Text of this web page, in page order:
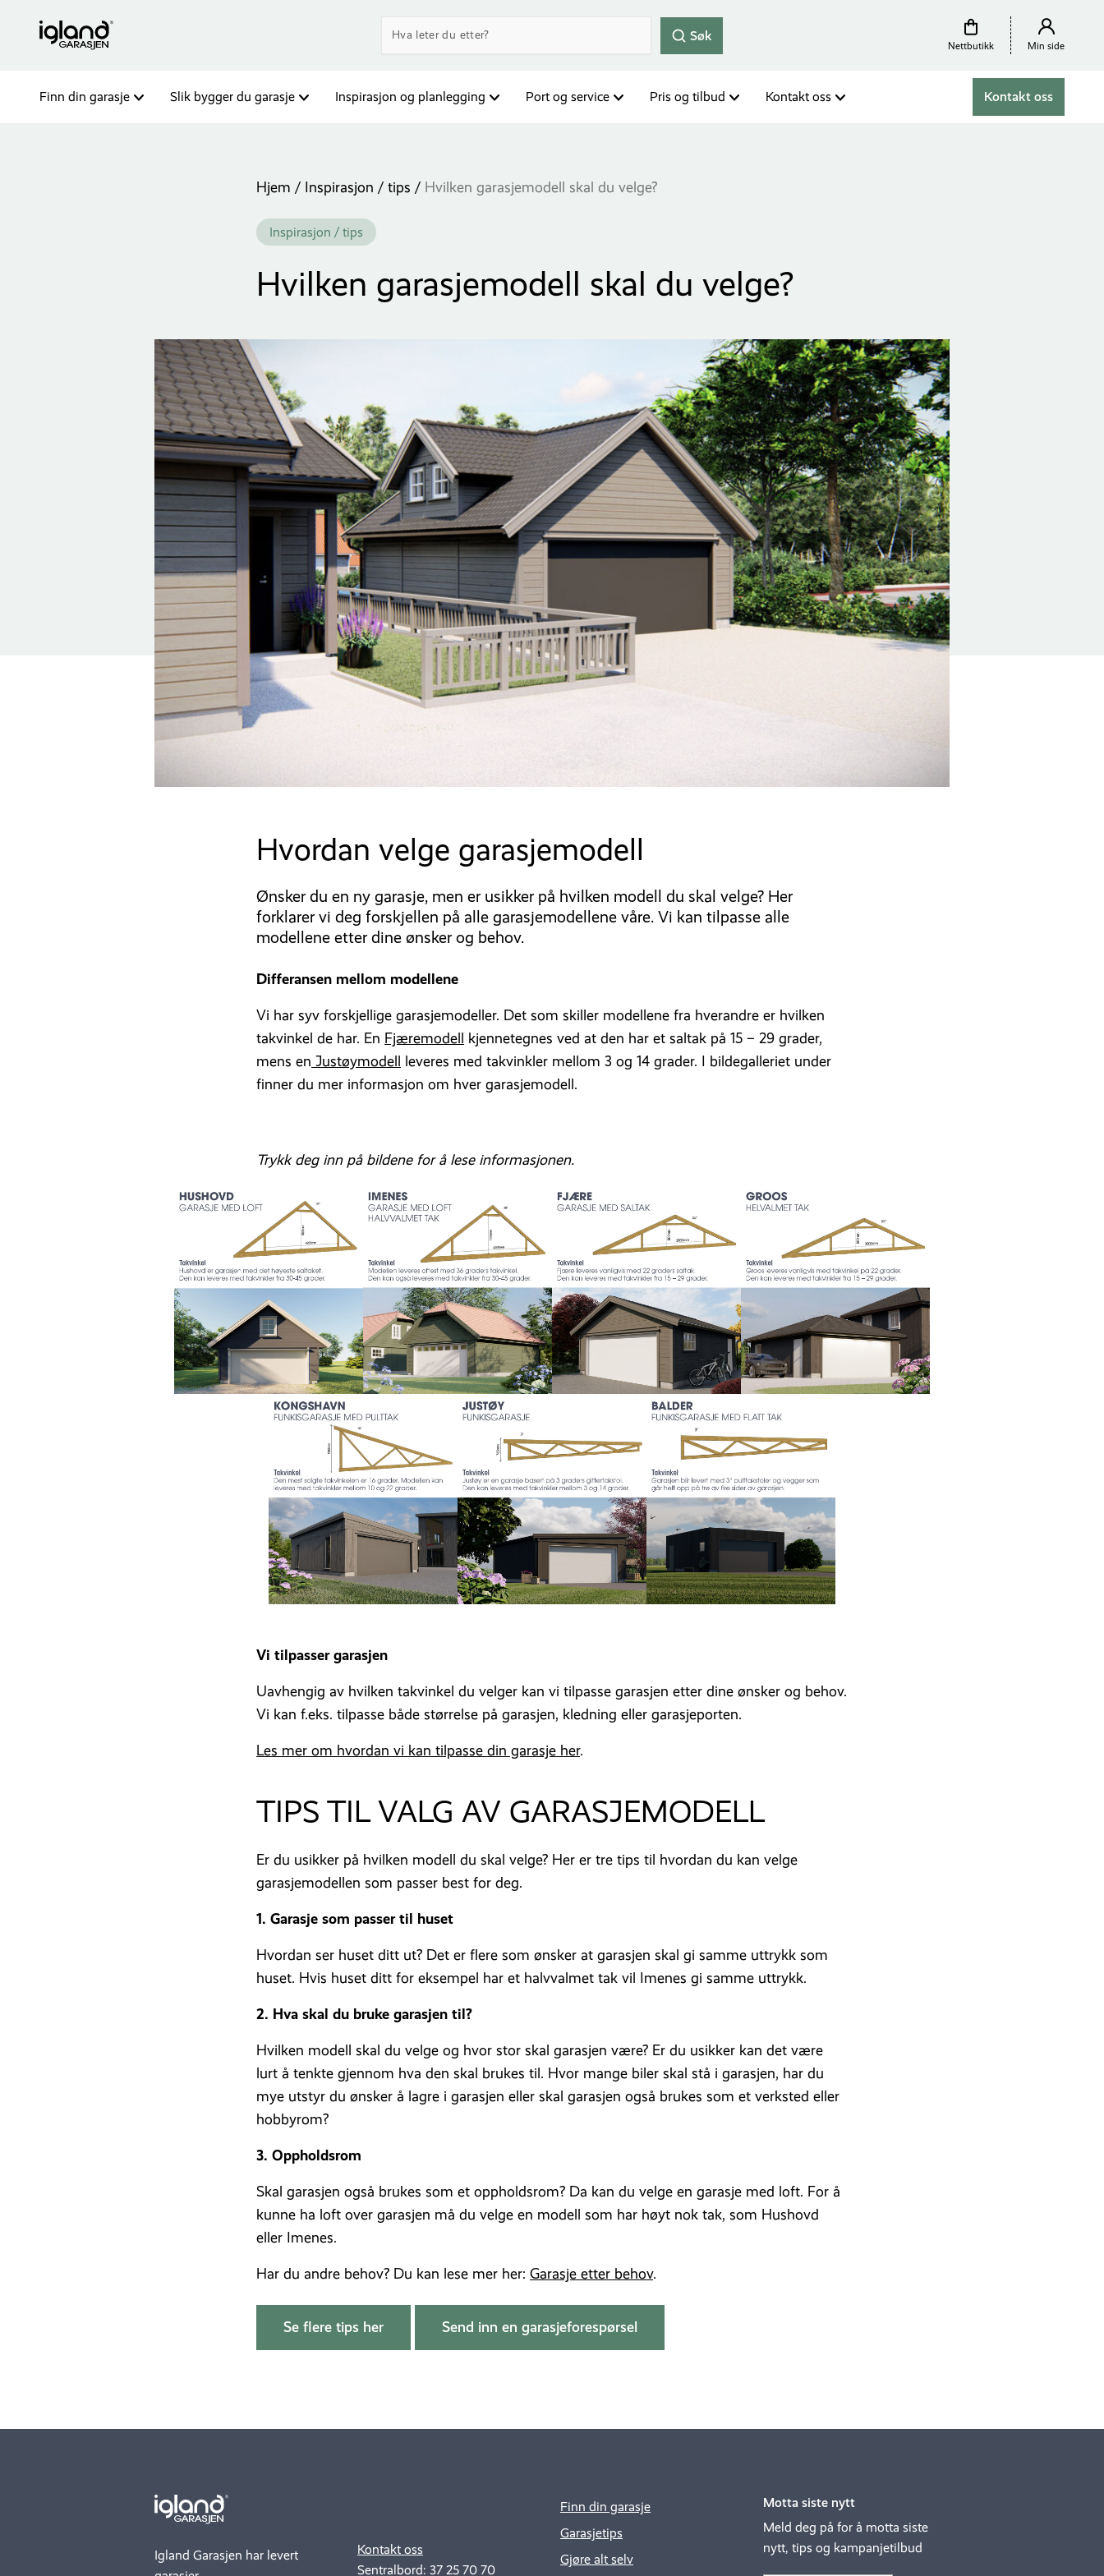
Søk
Nettbutikk Min side
Finn din garasje Slik bygger du garasje Inspirasjon og planlegging Port og service Pris og tilbud Kontakt oss Kontakt oss
Hjem / Inspirasjon / tips / Hvilken garasjemodell skal du velge?
Inspirasjon / tips
Hvilken garasjemodell skal du velge?
Hvordan velge garasjemodell
Ønsker du en ny garasje, men er usikker på hvilken modell du skal velge? Her
forklarer vi deg forskjellen på alle garasjemodellene våre. Vi kan tilpasse alle
modellene etter dine ønsker og behov.
Differansen mellom modellene
Vi har syv forskjellige garasjemodeller. Det som skiller modellene fra hverandre er hvilken
takvinkel de har. En Fjæremodell kjennetegnes ved at den har et saltak på 15 – 29 grader,
mens en Justøymodell leveres med takvinkler mellom 3 og 14 grader. I bildegalleriet under
finner du mer informasjon om hver garasjemodell.
Trykk deg inn på bildene for å lese informasjonen.
Vi tilpasser garasjen
Uavhengig av hvilken takvinkel du velger kan vi tilpasse garasjen etter dine ønsker og behov.
Vi kan f.eks. tilpasse både størrelse på garasjen, kledning eller garasjeporten.
Les mer om hvordan vi kan tilpasse din garasje her.
TIPS TIL VALG AV GARASJEMODELL
Er du usikker på hvilken modell du skal velge? Her er tre tips til hvordan du kan velge
garasjemodellen som passer best for deg.
1. Garasje som passer til huset
Hvordan ser huset ditt ut? Det er flere som ønsker at garasjen skal gi samme uttrykk som
huset. Hvis huset ditt for eksempel har et halvvalmet tak vil Imenes gi samme uttrykk.
2. Hva skal du bruke garasjen til?
Hvilken modell skal du velge og hvor stor skal garasjen være? Er du usikker kan det være
lurt å tenkte gjennom hva den skal brukes til. Hvor mange biler skal stå i garasjen, har du
mye utstyr du ønsker å lagre i garasjen eller skal garasjen også brukes som et verksted eller
hobbyrom?
3. Oppholdsrom
Skal garasjen også brukes som et oppholdsrom? Da kan du velge en garasje med loft. For å
kunne ha loft over garasjen må du velge en modell som har høyt nok tak, som Hushovd
eller Imenes.
Har du andre behov? Du kan lese mer her: Garasje etter behov.
Se flere tips her Send inn en garasjeforespørsel
Igland Garasjen har levert
Kontakt oss
Sentralbord: 37 25 70 70
Finn din garasje
Garasjetips
Gjøre alt selv
Motta siste nytt
Meld deg på for å motta siste
nytt, tips og kampanjetilbud